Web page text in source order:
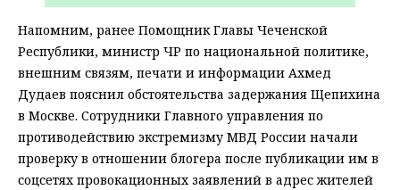
Напомним, ранее Помощник Главы Чеченской
Республики, министр ЧР по национальной политике,
внешним связям, печати и информации Ахмед
Дудаев пояснил обстоятельства задержания Щепихина
в Москве. Сотрудники Главного управления по
противодействию экстремизму МВД России начали
проверку в отношении блогера после публикации им в
соцсетях провокационных заявлений в адрес жителей